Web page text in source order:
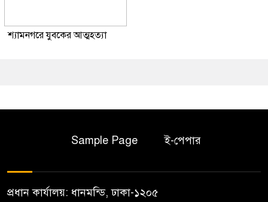
শ্যামনগরে যুবকের আত্মহত্যা
Sample Page ই-পেপার
প্রধান কার্যালয়: ধানমন্ডি, ঢাকা-১২০৫